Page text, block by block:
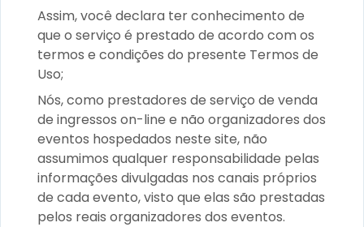
Assim, você declara ter conhecimento de
que o serviço é prestado de acordo com os
termos e condições do presente Termos de
Uso;
Nós, como prestadores de serviço de venda
de ingressos on-line e não organizadores dos
eventos hospedados neste site, não
assumimos qualquer responsabilidade pelas
informações divulgadas nos canais próprios
de cada evento, visto que elas são prestadas
pelos reais organizadores dos eventos.